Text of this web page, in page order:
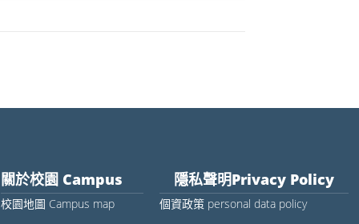
關於校園 Campus
校園地圖 Campus map
隱私聲明Privacy Policy
個資政策 personal data policy